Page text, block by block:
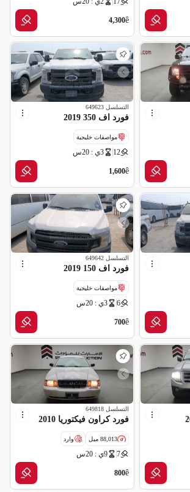
ê
4,300
التسلسل 649623
فورد اف 350 2019
مواصفات خليجية
12 3ي : 20س
ê
1,600
التسلسل 649642
فورد اف 150 2019
مواصفات خليجية
6 3ي : 20س
ê
700
التسلسل 649818
فورد كراون فيكتوريا 2010
88,013 ميل وارد
7 9ي : 20س
ê
800